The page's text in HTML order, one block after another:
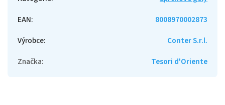
EAN:
8008970002873
Výrobce:
Conter S.r.l.
Značka: Tesori d'Oriente